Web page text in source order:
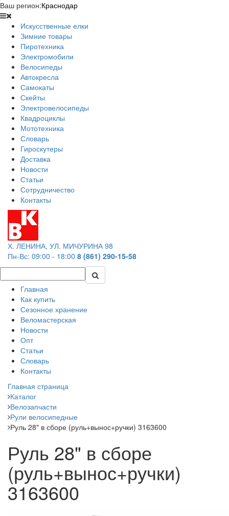
Ваш регион:Краснодар
Искусственные елки
Зимние товары
Пиротехника
Электромобили
Велосипеды
Автокресла
Самокаты
Скейты
Электровелосипеды
Квадроциклы
Мототехника
Словарь
Гироскутеры
Доставка
Новости
Статьи
Сотрудничество
Контакты
Х. ЛЕНИНА, УЛ. МИЧУРИНА 98
Пн-Вс: 09:00 - 18:00 8 (861) 290-15-58
Главная
Как купить
Сезонное хранение
Веломастерская
Новости
Опт
Статьи
Словарь
Контакты
Главная страница
Каталог
Велозапчасти
Рули велосипедные
Руль 28" в сборе (руль+вынос+ручки) 3163600
Руль 28" в сборе
(руль+вынос+ручки)
3163600